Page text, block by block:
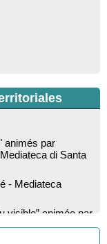
di Santa
- Pitretu è